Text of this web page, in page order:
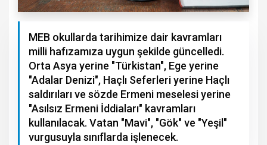
MEB okullarda tarihimize dair kavramları
milli hafızamıza uygun şekilde güncelledi.
Orta Asya yerine "Türkistan", Ege yerine
"Adalar Denizi", Haçlı Seferleri yerine Haçlı
saldırıları ve sözde Ermeni meselesi yerine
"Asılsız Ermeni İddiaları" kavramları
kullanılacak. Vatan "Mavi", "Gök" ve "Yeşil"
vurgusuyla sınıflarda işlenecek.